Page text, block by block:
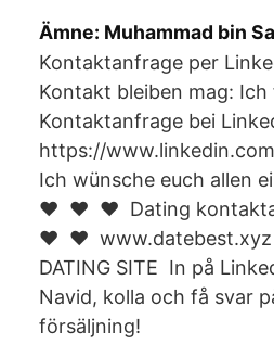
Ämne: Muhammad bin
Kontaktanfrage per
Kontakt bleiben mag:
Kontaktanfrage bei
https://
Ich wünsche euch allen
❤️ ️ ❤️ ️ ❤️ ️ Dating
❤️ ️ ❤️
DATING SITE In på
Navid, kolla och få svar
försäljning!